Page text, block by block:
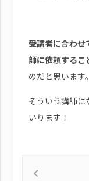
受講者に合わせ
師に依頼する
のだと思います。
そういう講師に
いります！
keyboard_arrow_left